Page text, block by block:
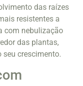
das raízes
resistentes a
com nebulização
das plantas,
crescimento.